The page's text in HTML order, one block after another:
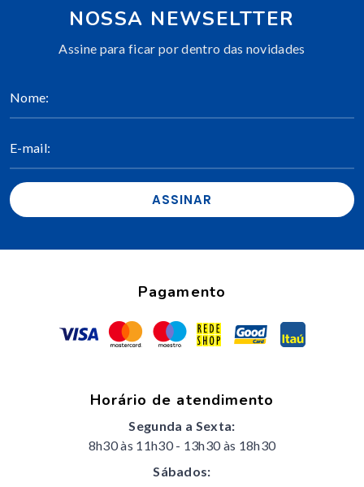
NOSSA NEWSELTTER
Assine para ficar por dentro das novidades
ASSINAR
Pagamento
Horário de atendimento
Segunda a Sexta:
8h30 às 11h30- 13h30 às 18h30
Sábados: